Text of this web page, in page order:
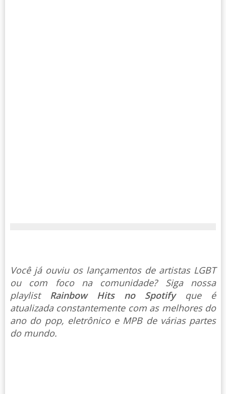
Você já ouviu os lançamentos de artistas LGBT
ou com foco na comunidade? Siga nossa
playlist Rainbow Hits no Spotify que é
atualizada constantemente com as melhores do
ano do pop, eletrônico e MPB de várias partes
do mundo.